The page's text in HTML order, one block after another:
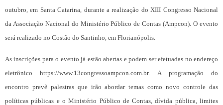
outubro, em Santa Catarina, durante a realização do XIII Congresso Nacional
da Associação Nacional do Ministério Público de Contas (Ampcon). O evento
será realizado no Costão do Santinho, em Florianópolis.
As inscrições para o evento já estão abertas e podem ser efetuadas no endereço
eletrônico https://www.13congressoampcon.com.br. A programação do
encontro prevê palestras que irão abordar temas como novo controle das
políticas públicas e o Ministério Público de Contas, dívida pública, limites